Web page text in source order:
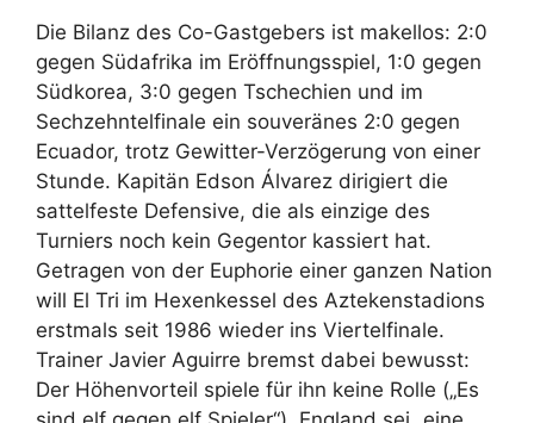
Die Bilanz des Co-Gastgebers ist makellos: 2:0
gegen Südafrika im Eröffnungsspiel, 1:0 gegen
Südkorea, 3:0 gegen Tschechien und im
Sechzehntelfinale ein souveränes 2:0 gegen
Ecuador, trotz Gewitter-Verzögerung von einer
Stunde. Kapitän Edson Álvarez dirigiert die
sattelfeste Defensive, die als einzige des
Turniers noch kein Gegentor kassiert hat.
Getragen von der Euphorie einer ganzen Nation
will El Tri im Hexenkessel des Aztekenstadions
erstmals seit 1986 wieder ins Viertelfinale.
Trainer Javier Aguirre bremst dabei bewusst:
Der Höhenvorteil spiele für ihn keine Rolle („Es